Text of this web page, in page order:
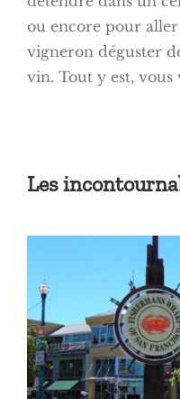
ou encore pour
vigneron déguster
vin. Tout y est,
Les